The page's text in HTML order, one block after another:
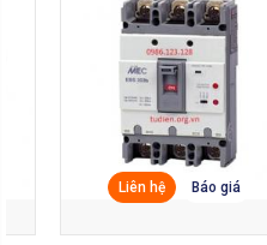
Liên hệ Báo giá